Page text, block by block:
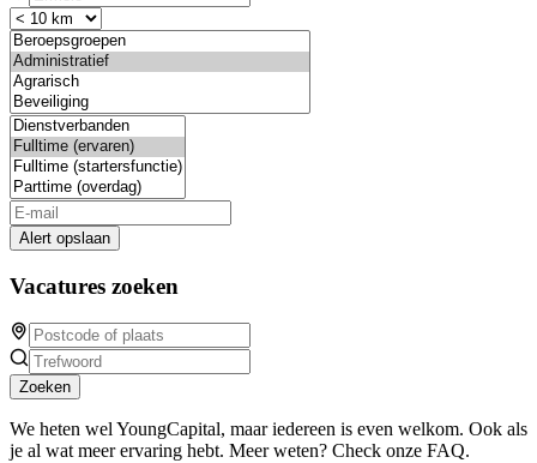
Alert opslaan
Vacatures zoeken
Zoeken
We heten wel YoungCapital, maar iedereen is even welkom. Ook als
je al wat meer ervaring hebt. Meer weten? Check onze FAQ.